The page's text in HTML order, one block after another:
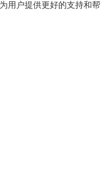
用户提供更好的支持和帮